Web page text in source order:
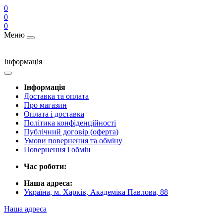
0
0
0
Меню
Інформація
Інформація
Доставка та оплата
Про магазин
Оплата і доставка
Політика конфіденційності
Публічний договір (оферта)
Умови повернення та обміну
Повернення і обмін
Час роботи:
Наша адреса:
Україна, м. Харків, Академіка Павлова, 88
Наша адреса